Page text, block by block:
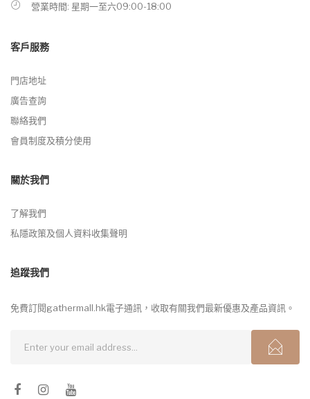
營業時間: 星期一至六09:00-18:00
客戶服務
門店地址
廣告查詢
聯絡我們
會員制度及積分使用
關於我們
了解我們
私隱政策及個人資料收集聲明
追蹤我們
免費訂閱gathermall.hk電子通訊，收取有關我們最新優惠及產品資訊。